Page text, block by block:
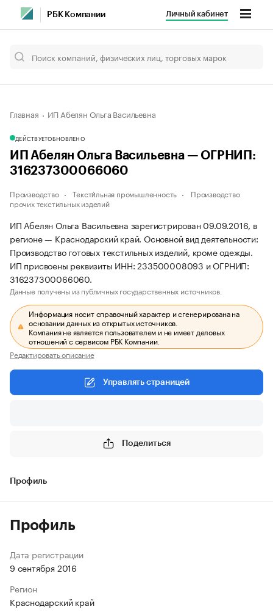
РБК Компании Личный кабинет
Главная ИП Абелян Ольга Васильевна
ДЕЙСТВУЕТОБНОВЛЕНО
ИП Абелян Ольга Васильевна — ОГРНИП:
316237300066060
Производство Тексти́льная промышленность
Производство
прочих текстильных изделий
ИП Абелян Ольга Васильевна зарегистрирован 09.09.2016, в
регионе — Краснодарский край. Основной вид деятельности:
Производство готовых текстильных изделий, кроме одежды.
ИП присвоены реквизиты ИНН: 233500008093 и ОГРНИП:
316237300066060.
Данные получены из публичных государственных источников.
Информация носит справочный характер и сгенерирована на
основании данных из открытых источников.
Компания не является пользователем и не имеет деловых
отношений с сервисом РБК Компании.
Редактировать описание
Управлять страницей
Поделиться
Профиль
Профиль
Дата регистрации
9 сентября 2016
Регион
Краснодарский край